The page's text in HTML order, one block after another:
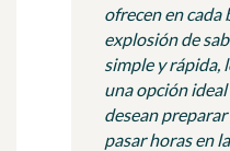
ofrecen en cada
explosión de
simple y rápida,
una opción
desean
pasar horas en